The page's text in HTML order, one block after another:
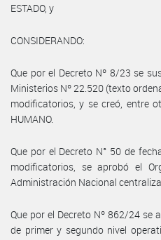
ESTADO, y
CONSIDERANDO:
Que por el Decreto Nº 8/23 se
Ministerios Nº 22.520 (texto
modificatorios, y se creó, entre
HUMANO.
Que por el Decreto N° 50 de
modificatorios, se aprobó el
Administración Nacional
Que por el Decreto Nº 862/24
de primer y segundo nivel